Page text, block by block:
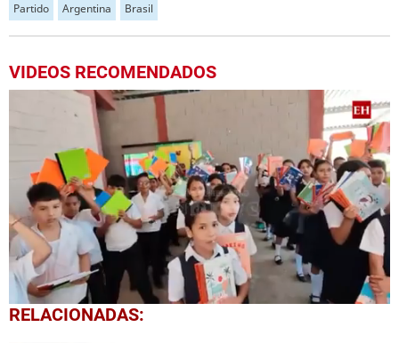
Partido Argentina Brasil
VIDEOS RECOMENDADOS
0
seconds
RELACIONADAS: